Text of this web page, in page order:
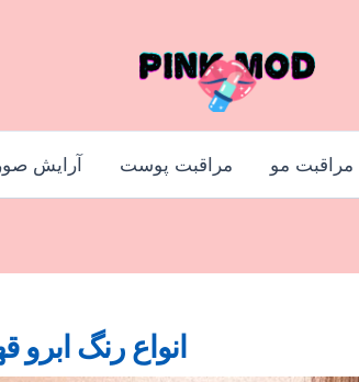
مراقبت مو مراقبت پوست آرایش
انواع رنگ ابرو